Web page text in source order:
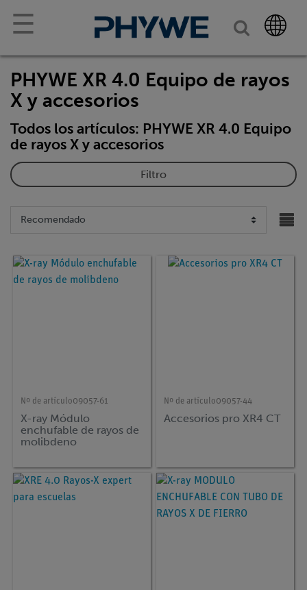
☰
PHYWE XR 4.0 Equipo de rayos
X y accesorios
Todos los artículos: PHYWE XR 4.0 Equipo
de rayos X y accesorios
Filtro
Nº de artículo09057-61
X-ray Módulo
enchufable de rayos de
molibdeno
Nº de artículo09057-44
Accesorios pro XR4 CT